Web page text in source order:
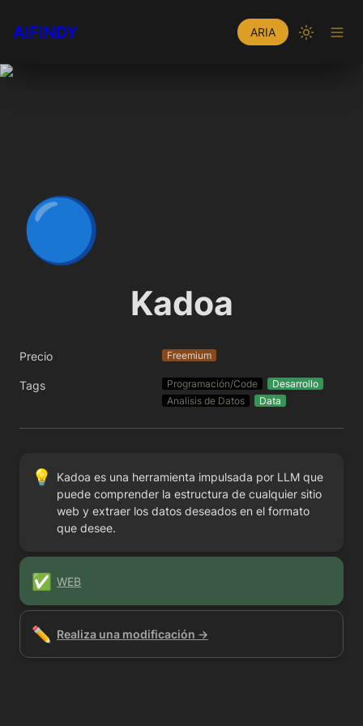
AIFINDY ARIA
🔵
Kadoa
Precio Freemium
Tags Programación/Code
Desarrollo
Analisis de Datos
Data
💡
Kadoa es una herramienta impulsada por LLM que
puede comprender la estructura de cualquier sitio
web y extraer los datos deseados en el formato
que desee.
✅ WEB
✏️ Realiza una modificación →